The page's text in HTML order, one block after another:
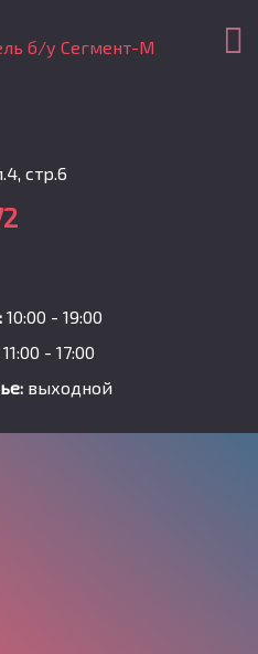
стр.6
10:00 - 19:00
- 17:00
выходной